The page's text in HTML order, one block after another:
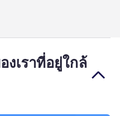
เราที่อยู่ใกล้